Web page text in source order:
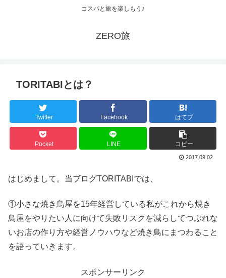
コスパと旅を楽しもう♪
ZERO旅
TORITABIとは？
Twitter Facebook はてブ
Pocket LINE コピー
2017.09.02
はじめまして。当ブログTORITABIでは、
①小さな焼き鳥屋を15年経営している私がこれから焼き
鳥屋をやりたい人に向けて失敗リスクを減らしてつぶれな
いお店の作り方や経営ノウハウなど焼き鳥にまつわること
を語っていきます。
スポンサーリンク